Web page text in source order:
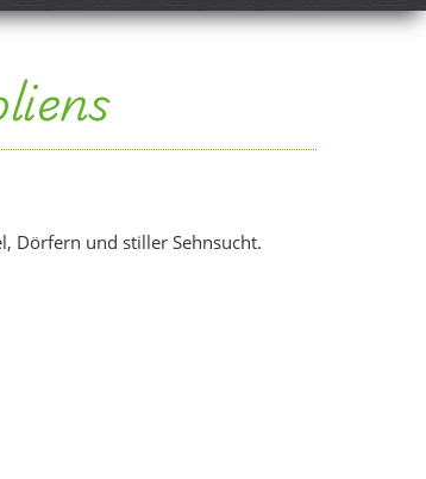
Dörfern und stiller Sehnsucht.